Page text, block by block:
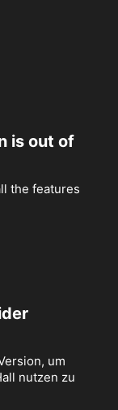
is out of
the features
um
nutzen zu